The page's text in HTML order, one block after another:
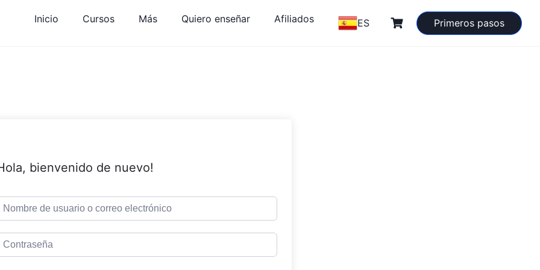
Inicio Cursos Más Quiero enseñar Afiliados ES Primeros pasos
bienvenido de nuevo!